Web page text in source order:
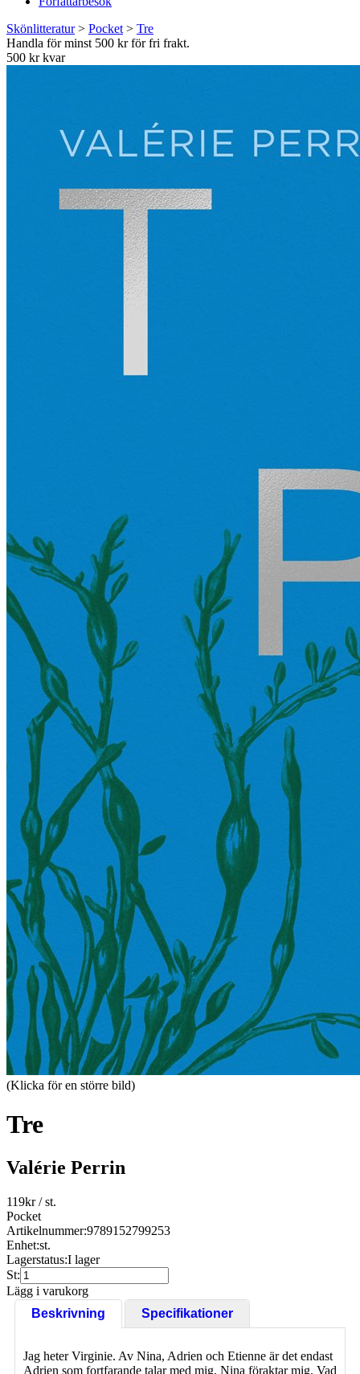
Skönlitteratur> Pocket > Tre
Handla för minst 500 kr för fri frakt.
500 kr kvar
(Klicka för en större bild)
Tre
Valérie Perrin
119kr/ st.
Pocket
Artikelnummer:9789152799253
Enhet:st.
Lagerstatus:I lager
St:
Lägg i varukorg
Beskrivning
Specifikationer
Jag heter Virginie. Av Nina, Adrien och Etienne är det endast
Adrien som fortfarande talar med mig. Nina föraktar mig. Vad